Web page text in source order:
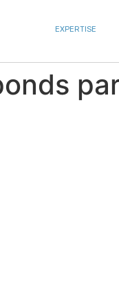
EXPERTISE